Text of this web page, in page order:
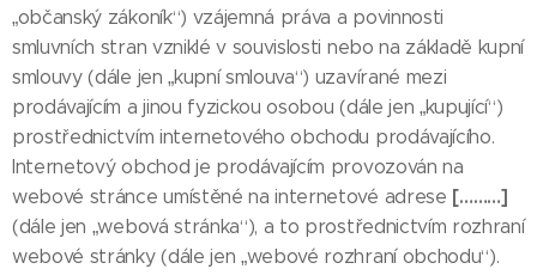
„občanský zákoník“) vzájemná práva a povinnosti
smluvních stran vzniklé v souvislosti nebo na základě kupní
smlouvy (dále jen „kupní smlouva“) uzavírané mezi
prodávajícím a jinou fyzickou osobou (dále jen „kupující“)
prostřednictvím internetového obchodu prodávajícího.
Internetový obchod je prodávajícím provozován na
webové stránce umístěné na internetové adrese [………]
(dále jen „webová stránka“), a to prostřednictvím rozhraní
webové stránky (dále jen „webové rozhraní obchodu“).